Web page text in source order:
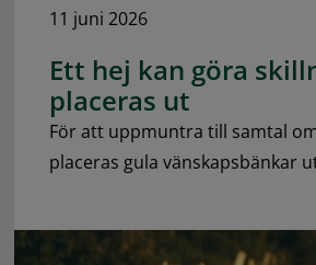
11 juni 2026
Ett hej kan göra
placeras ut
För att uppmuntra till samtal
placeras gula vänskapsbänkar